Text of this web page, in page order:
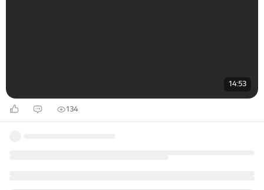
14:53
134